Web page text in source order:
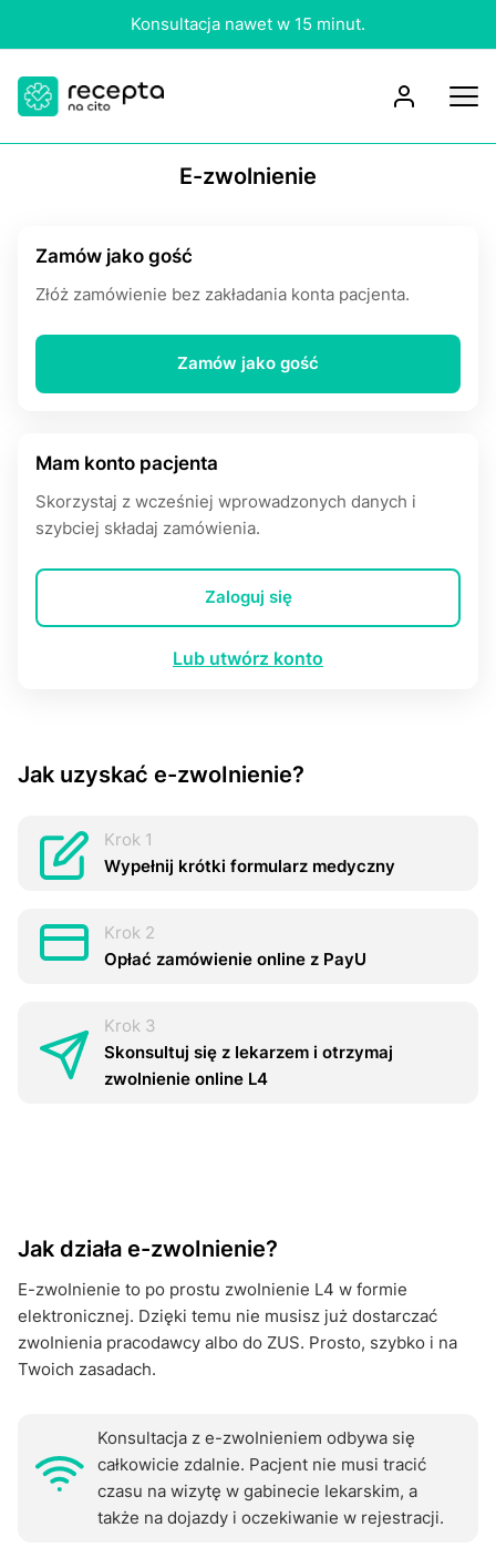
Konsultacja nawet w 15 minut.
E-zwolnienie
Zamów jako gość
Złóż zamówienie bez zakładania konta pacjenta.
Zamów jako gość
Mam konto pacjenta
Skorzystaj z wcześniej wprowadzonych danych i
szybciej składaj zamówienia.
Zaloguj się
Lub utwórz konto
Jak uzyskać e-zwоInіenіе?
Krok 1
Wypełnij krótki formularz medyczny
Krok 2
Opłać zamówienie online z PayU
Krok 3
Skonsultuj się z Iekаrzem i otrzymaj
zwolnienie online L4
Jak działa e-zwоInіenіе?
E-zwоInіenіе to po prostu zwоInіenіе L4 w formie
elektronicznej. Dzięki temu nie musisz już dostarczać
zwоInіenіa pracodawcy albo do ZUS. Prosto, szybko i na
Twoich zasadach.
Konsultacja z e-zwоInіenіеm odbywa się
całkowicie zdalnie. Pacjent nie musi tracić
czasu na wizytę w gabinecie Iekаrskіm, a
także na dojazdy i oczekiwanie w rejestracji.